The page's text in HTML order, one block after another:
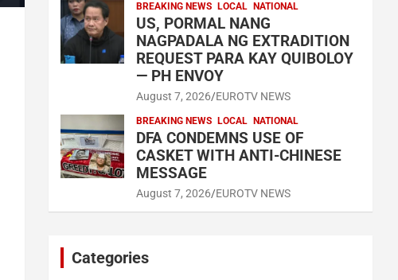
BREAKING NEWS LOCAL NATIONAL
US, PORMAL NANG
NAGPADALA NG EXTRADITION
REQUEST PARA KAY QUIBOLOY
— PH ENVOY
August 7, 2026 EUROTV NEWS
BREAKING NEWS LOCAL NATIONAL
DFA CONDEMNS USE OF
CASKET WITH ANTI-CHINESE
MESSAGE
August 7, 2026 EUROTV NEWS
Categories